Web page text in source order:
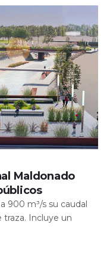
Maldonado
900 m³/s su caudal
Incluye un